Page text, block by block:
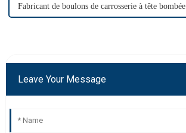
Fabricant de boulons de carrosserie à tête bombée
Leave Your Message